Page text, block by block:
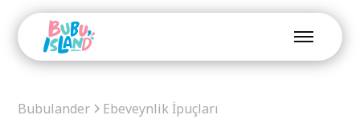
Bubulander Ebeveynlik İpuçları